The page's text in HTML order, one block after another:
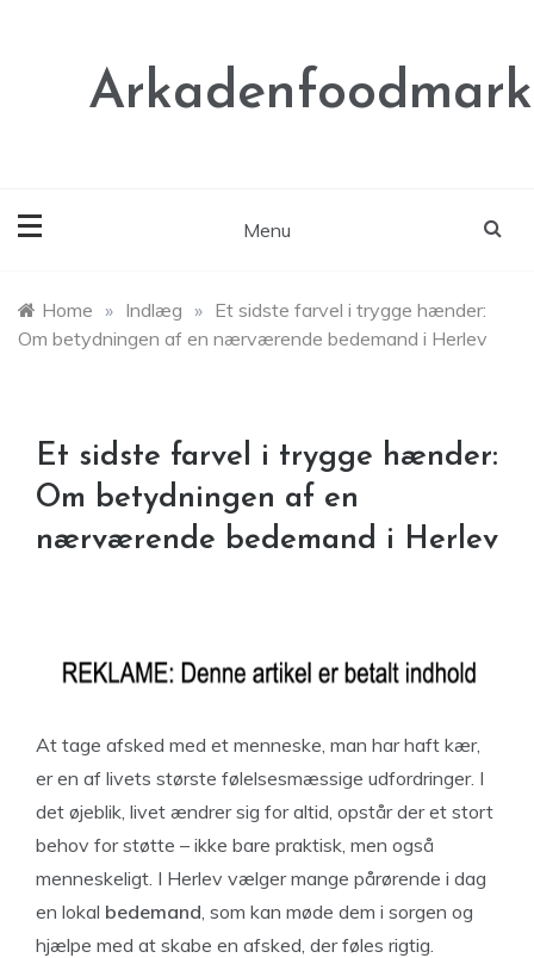
Menu
Home » Indlæg » Et sidste farvel i trygge hænder:
Om betydningen af en nærværende bedemand i Herlev
Et sidste farvel i trygge hænder:
Om betydningen af en
nærværende bedemand i Herlev
At tage afsked med et menneske, man har haft kær,
er en af livets største følelsesmæssige udfordringer. I
det øjeblik, livet ændrer sig for altid, opstår der et stort
behov for støtte – ikke bare praktisk, men også
menneskeligt. I Herlev vælger mange pårørende i dag
en lokal bedemand, som kan møde dem i sorgen og
hjælpe med at skabe en afsked, der føles rigtig.